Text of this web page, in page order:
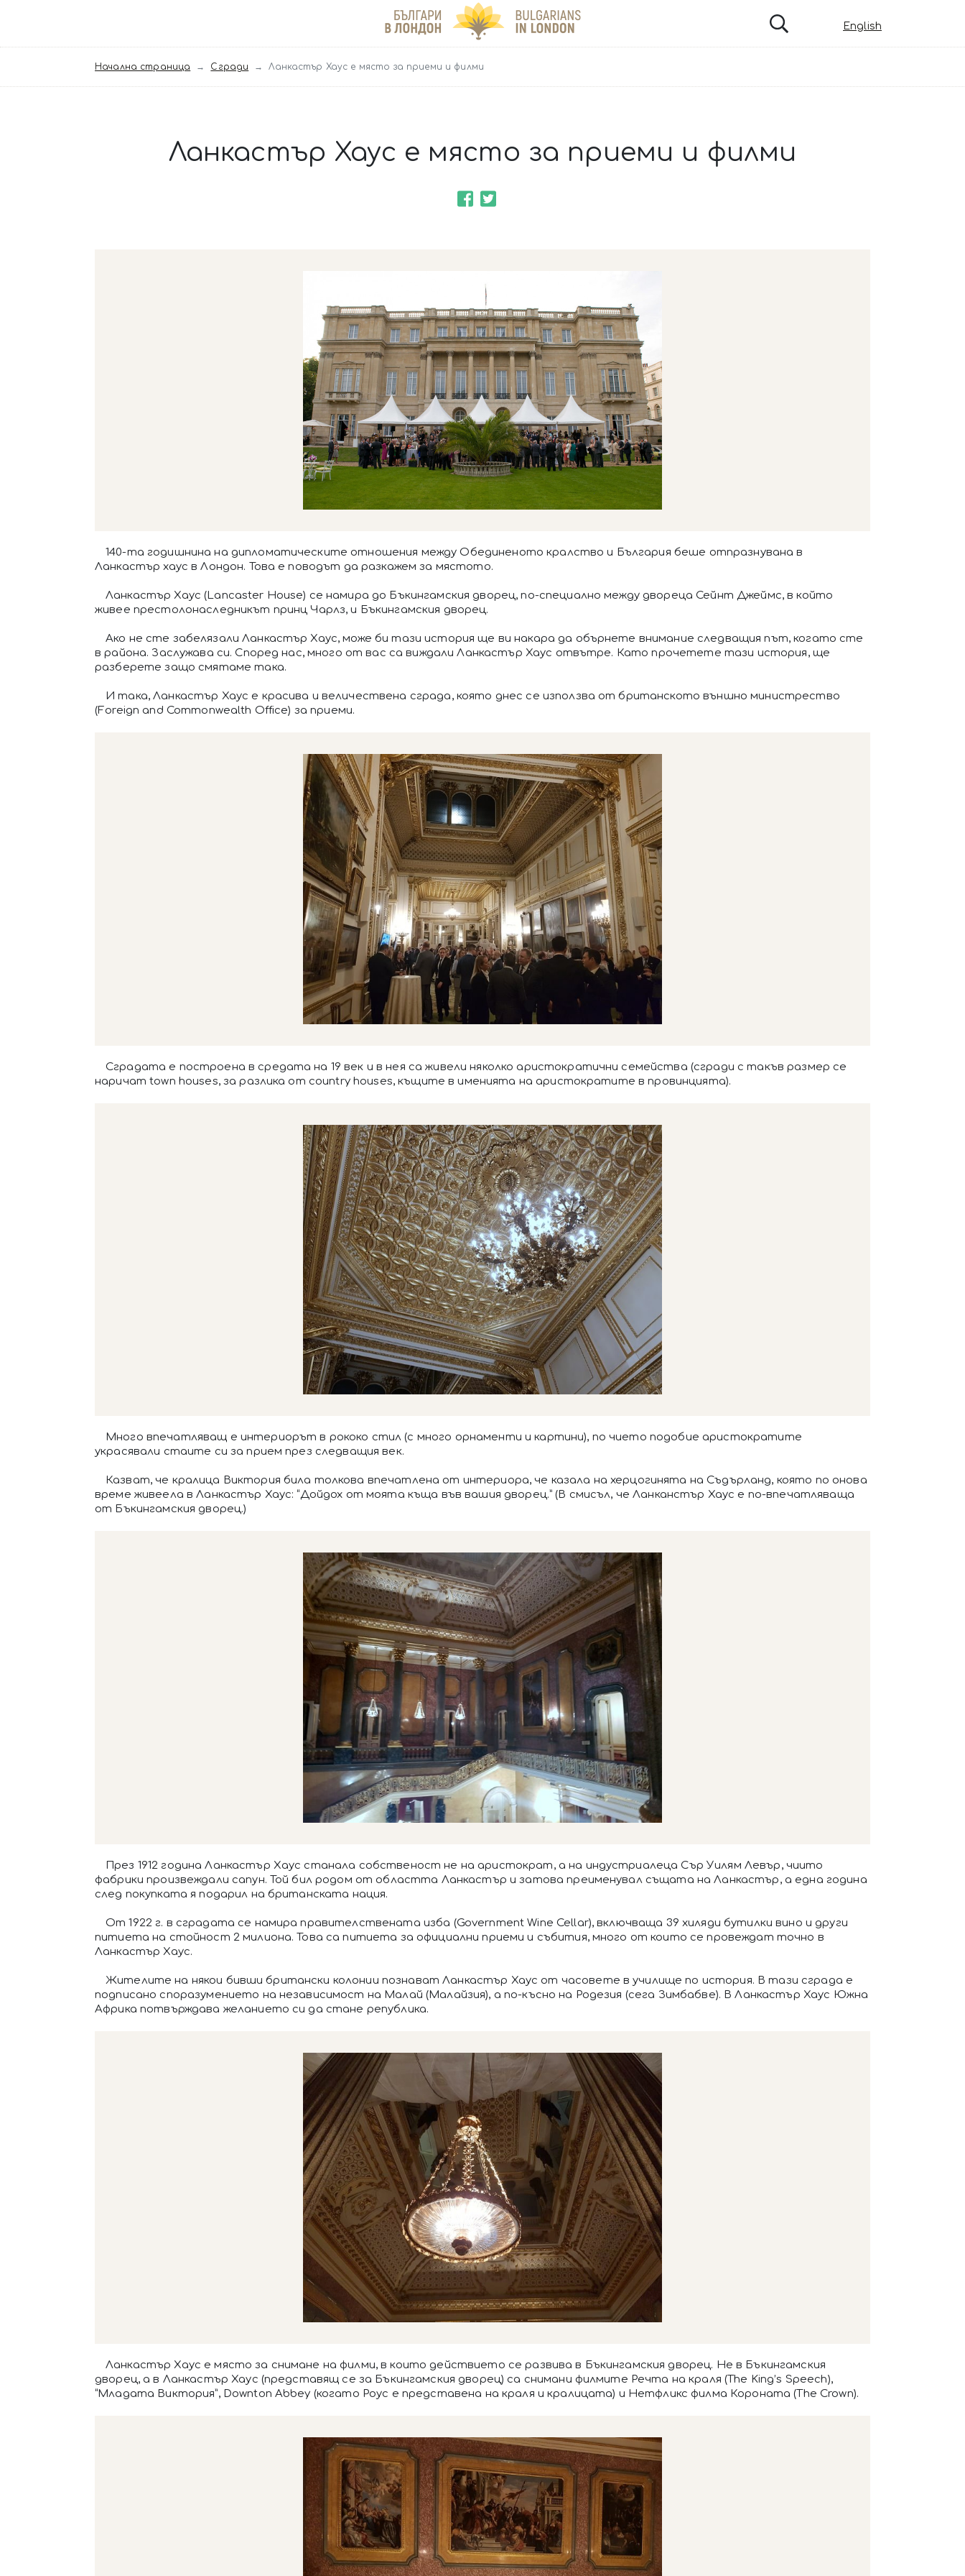
English
Начална страница Сгради Ланкастър Хаус е място за приеми и филми
Ланкастър Хаус е място за приеми и филми
140-та годишнина на дипломатическите отношения между Обединеното кралство и България беше отпразнувана в
Ланкастър хаус в Лондон. Това е поводът да разкажем за мястото.
Ланкастър Хаус (Lancaster House) се намира до Бъкингамския дворец, по-специално между двореца Сейнт Джеймс, в който
живее престолонаследникът принц Чарлз, и Бъкингамския дворец.
Ако не сте забелязали Ланкастър Хаус, може би тази история ще ви накара да обърнете внимание следващия път, когато сте
в района. Заслужава си. Според нас, много от вас са виждали Ланкастър Хаус отвътре. Като прочетете тази история, ще
разберете защо смятаме така.
И така, Ланкастър Хаус е красива и величествена сграда, която днес се използва от британското външно министрество
(Foreign and Commonwealth Office) за приеми.
Сградата е построена в средата на 19 век и в нея са живели няколко аристократични семейства (сгради с такъв размер се
наричат town houses, за разлика от country houses, къщите в именията на аристократите в провинцията).
Много впечатляващ е интериорът в рококо стил (с много орнаменти и картини), по чието подобие аристократите
украсявали стаите си за прием през следващия век.
Казват, че кралица Виктория била толкова впечатлена от интериора, че казала на херцогинята на Съдърланд, която по онова
време живеела в Ланкастър Хаус: “Дойдох от моята къща във вашия дворец.” (В смисъл, че Ланканстър Хаус е по-впечатляваща
от Бъкингамския дворец.)
През 1912 година Ланкастър Xаус станала собственост не на аристократ, а на индустриалеца Сър Уилям Левър, чиито
фабрики произвеждали сапун. Той бил родом от областта Ланкастър и затова преименувал същата на Ланкастър, а една година
след покупката я подарил на британската нация.
От 1922 г. в сградата се намира правителствената изба (Government Wine Cellar), включваща 39 хиляди бутилки вино и други
питиета на стойност 2 милиона. Това са питиета за официални приеми и събития, много от които се провеждат точно в
Ланкастър Хаус.
Жителите на някои бивши британски колонии познават Ланкастър Хаус от часовете в училище по история. В тази сграда е
подписано споразумението на независимост на Малай (Малайзия), а по-късно на Родезия (сега Зимбабве). В Ланкастър Хаус Южна
Африка потвърждава желанието си да стане република.
Ланкастър Хаус е място за снимане на филми, в които действието се развива в Бъкингамския дворец. Не в Бъкингамския
дворец, а в Ланкастър Хаус (представящ се за Бъкингамския дворец) са снимани филмите Речта на краля (The King’s Speech),
“Младата Виктория”, Downton Abbey (когато Роус е представена на краля и кралицата) и Нетфликс филма Короната (The Crown).